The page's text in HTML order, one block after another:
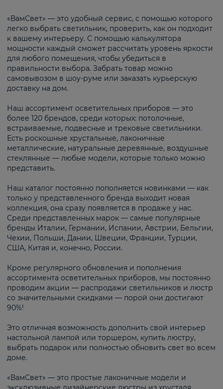
«ВамСвет» — это удобный сервис, с помощью которого
легко выбрать светильник, проверить, как он подходит
к вашему интерьеру. С помощью калькулятора
мощности каждый сможет рассчитать уровень яркости
для любого помещения, чтобы убедиться в
правильности выбора. Забрать товар можно
самовывозом в шоу-руме или заказать курьерскую
доставку на дом.
Наш ассортимент осветительных приборов — это
более 120 брендов, среди которых: потолочные,
встраиваемые, подвесные и трековые светильники.
Есть роскошные хрустальные, лаконичные
металлические, натуральные деревянные, воздушные
стеклянные — любые модели, которые только можно
представить.
Наш каталог постоянно пополняется новинками — как
только у представленного бренда выходит новая
коллекция, она сразу появляется в продаже у нас.
Среди представленных марок — самые популярные
бренды Италии, Германии, Испании, Австрии, Бельгии,
Чехии, Польши, Дании, Швеции, Франции, Турции,
США, Китая и, конечно, России.
Кроме регулярного обновления и пополнения
ассортимента осветительных приборов, мы постоянно
проводим акции — распродажи светильников и люстр
со значительными скидками — порой они достигают
90%!
Это отличная возможность дополнить свой интерьер
настольной лампой или торшером, купить люстру,
выбрать подарок или полностью обновить свет во всем
доме.
«ВамСвет» — это простые лаконичные модели и